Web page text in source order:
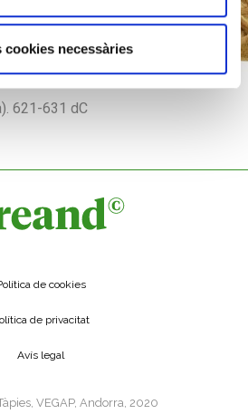
cookies necessàries
621-631 dC
de cookies
de privacitat
Avís legal
VEGAP, Andorra, 2020